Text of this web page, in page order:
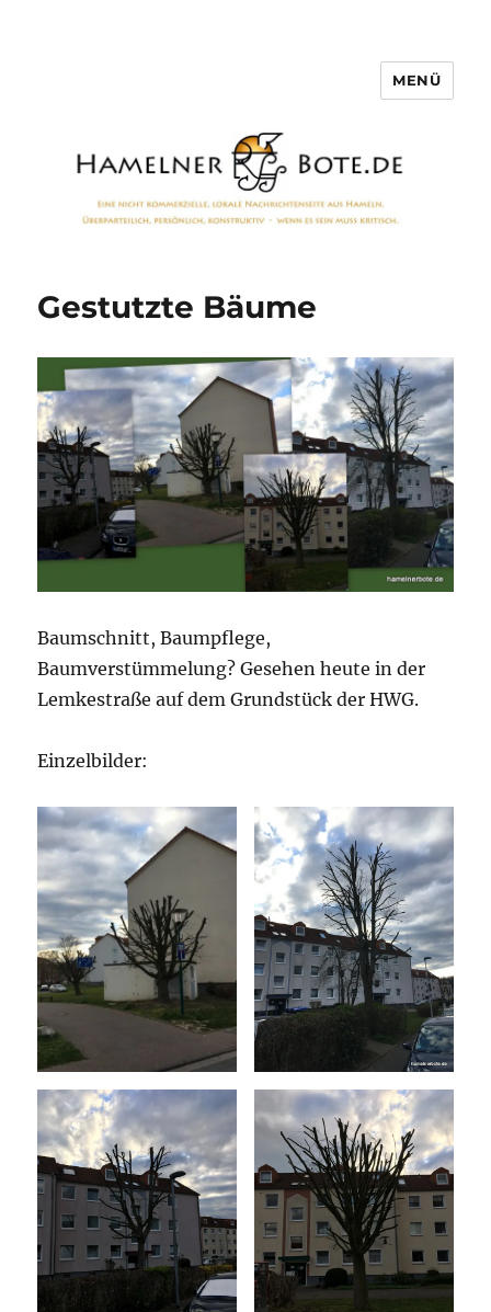
MENÜ
Gestutzte Bäume
Baumschnitt, Baumpflege,
Baumverstümmelung? Gesehen heute in der
Lemkestraße auf dem Grundstück der HWG.
Einzelbilder: